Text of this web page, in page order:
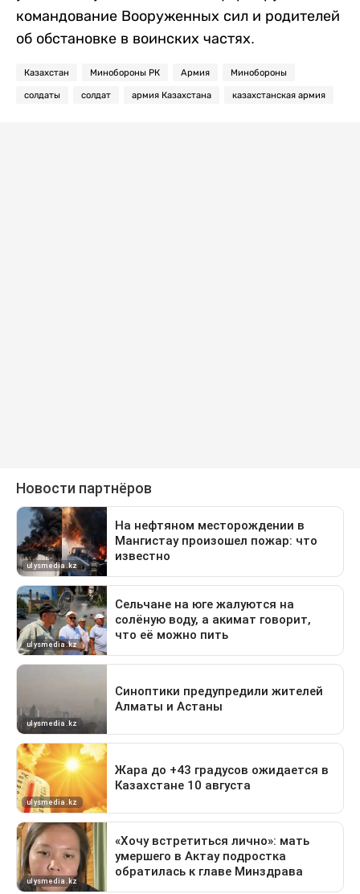
командование Вооруженных сил и родителей
об обстановке в воинских частях.
Казахстан Минобороны РК Армия Минобороны
солдаты солдат армия Казахстана казахстанская армия